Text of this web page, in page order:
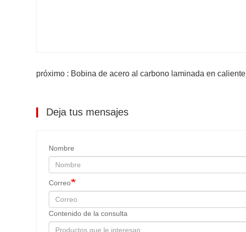
próximo : Bobina de acero al carbono laminada en caliente
Deja tus mensajes
Nombre
Correo
Contenido de la consulta